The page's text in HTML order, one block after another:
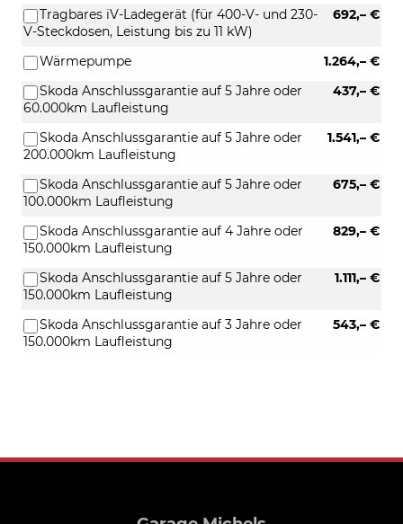
692,– €
Tragbares iV-Ladegerät (für 400-V- und 230-
V-Steckdosen, Leistung bis zu 11 kW)
1.264,– €
Wärmepumpe
437,– €
Skoda Anschlussgarantie auf 5 Jahre oder
60.000km Laufleistung
1.541,– €
Skoda Anschlussgarantie auf 5 Jahre oder
200.000km Laufleistung
675,– €
Skoda Anschlussgarantie auf 5 Jahre oder
100.000km Laufleistung
829,– €
Skoda Anschlussgarantie auf 4 Jahre oder
150.000km Laufleistung
1.111,– €
Skoda Anschlussgarantie auf 5 Jahre oder
150.000km Laufleistung
543,– €
Skoda Anschlussgarantie auf 3 Jahre oder
150.000km Laufleistung